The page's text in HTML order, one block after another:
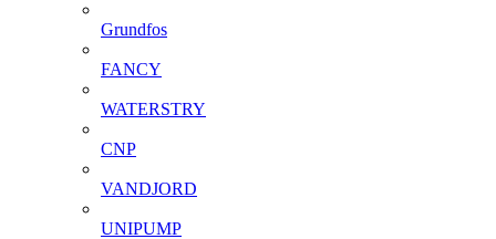
Grundfos
FANCY
WATERSTRY
CNP
VANDJORD
UNIPUMP